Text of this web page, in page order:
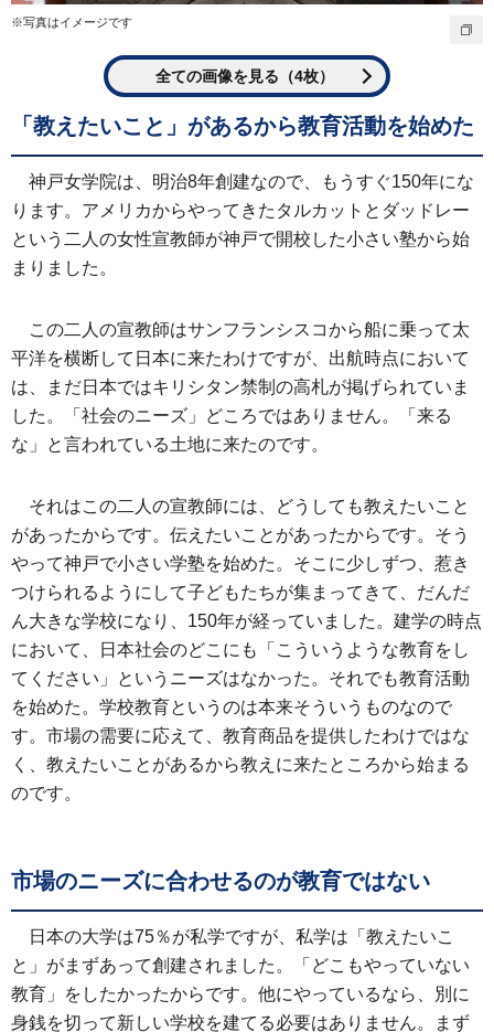
※写真はイメージです
全ての画像を見る（4枚）
「教えたいこと」があるから教育活動を始めた
神戸女学院は、明治8年創建なので、もうすぐ150年にな
ります。アメリカからやってきたタルカットとダッドレー
という二人の女性宣教師が神戸で開校した小さい塾から始
まりました。
この二人の宣教師はサンフランシスコから船に乗って太
平洋を横断して日本に来たわけですが、出航時点において
は、まだ日本ではキリシタン禁制の高札が掲げられていま
した。「社会のニーズ」どころではありません。「来る
な」と言われている土地に来たのです。
それはこの二人の宣教師には、どうしても教えたいこと
があったからです。伝えたいことがあったからです。そう
やって神戸で小さい学塾を始めた。そこに少しずつ、惹き
つけられるようにして子どもたちが集まってきて、だんだ
ん大きな学校になり、150年が経っていました。建学の時点
において、日本社会のどこにも「こういうような教育をし
てください」というニーズはなかった。それでも教育活動
を始めた。学校教育というのは本来そういうものなので
す。市場の需要に応えて、教育商品を提供したわけではな
く、教えたいことがあるから教えに来たところから始まる
のです。
市場のニーズに合わせるのが教育ではない
日本の大学は75％が私学ですが、私学は「教えたいこ
と」がまずあって創建されました。「どこもやっていない
教育」をしたかったからです。他にやっているなら、別に
身銭を切って新しい学校を建てる必要はありません。まず